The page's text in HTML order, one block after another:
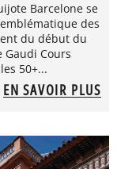
Barcelone se
des
du début du
Gaudi Cours
50+...
EN SAVOIR PLUS